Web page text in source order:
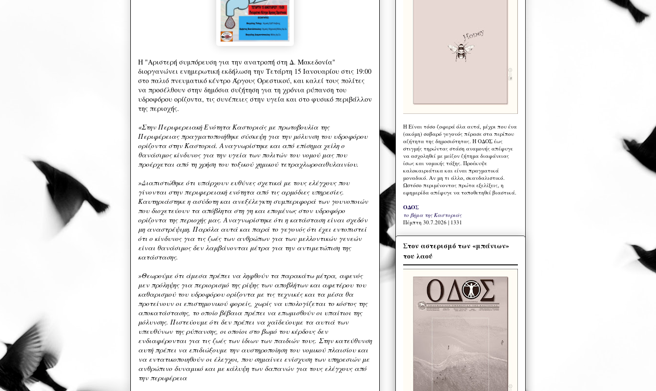
Η "Αριστερή συμπόρευση για την ανατροπή στη Δ. Μακεδονία"
διοργανώνει ενημερωτική εκδήλωση την Τετάρτη 15 Ιανουαρίου στις 19:00
στο παλιό πνευματικό κέντρο Άργους Ορεστικού, και καλεί τους πολίτες
να προσέλθουν στην δημόσια συζήτηση για τη χρόνια ρύπανση του
υδροφόρου ορίζοντα, τις συνέπειες στην υγεία και στο φυσικό περιβάλλον
της περιοχής.
«Στην Περιφερειακή Ενότητα Καστοριάς με πρωτοβουλία της
Περιφέρειας πραγματοποιήθηκε σύσκεψη για την μόλυνση του υδροφόρου
ορίζοντα στην Καστοριά. Αναγνωρίστηκε και από επίσημα χείλη ο
θανάσιμος κίνδυνος για την υγεία των πολιτών του νομού μας που
προέρχεται από τη χρήση του τοξικού χημικού τετραχλωροαιθυλαινίου.
»Διαπιστώθηκε ότι υπάρχουν ευθύνες σχετικά με τους ελέγχους που
γίνονται στην περιφερειακή ενότητα από τις αρμόδιες υπηρεσίες.
Καυτηριάστηκε η ασύδοτη και ανεξέλεγκτη συμπεριφορά των γουνοποιών
που διοχετεύουν τα απόβλητα στη γη και επομένως στον υδροφόρο
ορίζοντα της περιοχής μας. Αναγνωρίστηκε ότι η κατάσταση είναι σχεδόν
μη αναστρέψιμη. Παρόλα αυτά και παρά το γεγονός ότι έχει εντοπιστεί
ότι ο κίνδυνος για τις ζωές των ανθρώπων για των μελλοντικών γενεών
είναι θανάσιμος δεν λαμβάνονται μέτρα για την αντιμετώπιση της
κατάστασης.
»Θεωρούμε ότι άμεσα πρέπει να ληφθούν τα παρακάτω μέτρα, αφενός
μεν πρόληψης για περιορισμό της ρίψης των αποβλήτων και αφετέρου του
καθαρισμού του υδροφόρου ορίζοντα με τις τεχνικές και τα μέσα θα
προτείνουν οι επιστημονικού φορείς, χωρίς να υπολογίζεται το κόστος της
αποκατάστασης, το οποίο βέβαια πρέπει να επωμισθούν οι υπαίτιοι της
μόλυνσης. Πιστεύουμε ότι δεν πρέπει να χαϊδεύουμε τα αυτιά των
υπευθύνων της ρύπανσης, οι οποίοι στο βωμό του κέρδους δεν
ενδιαφέρονται για τις ζωές των ίδιων των παιδιών τους. Στην κατεύθυνση
αυτή πρέπει να επιδιώξουμε την αυστηροποίηση του νομικού πλαισίου και
να εντατικοποιηθούν οι έλεγχοι, που σημαίνει ενίσχυση των υπηρεσιών με
ανθρώπινο δυναμικό και με κάλυψη των δαπανών για τους ελέγχους από
την περιφέρεια
Η Eίναι τόσο ζοφερά όλα αυτά, μέχρι που ένα
(ακόμη) σοβαρό γεγονός πέρασε στα περίπου
αζήτητα της δημοσιότητας. Η ΟΔΟΣ έως
στιγμής τηρώντας στάση αναμονής απέφυγε
να ασχοληθεί με μείζον ζήτημα διαφάνειας
ίσως και νομικής τάξης. Προέκυψε
καλοκαιριάτικα και είναι πραγματικά
μοναδικό. Αν μη τι άλλο, σκανδαλιστικό.
Ωστόσο περιμένοντας πρώτα εξελίξεις, η
εφημερίδα απέφυγε να τοποθετηθεί βιαστικά.
ΟΔΟΣ
το βήμα της Καστοριάς
Πέμπτη 30.7.2026 | 1331
Στον αστερισμό των «μπάνιων»
του λαού